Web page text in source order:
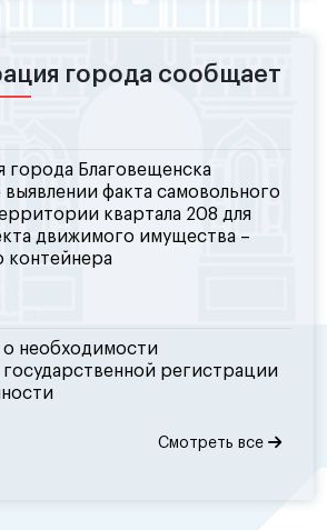
города сообщает
города Благовещенска
факта самовольного
квартала 208 для
движимого имущества –
контейнера
необходимости
регистрации
Смотреть все